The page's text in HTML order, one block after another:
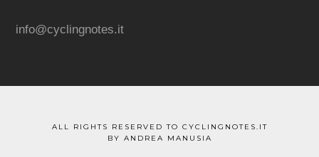
info@cyclingnotes.it
ALL RIGHTS RESERVED TO CYCLINGNOTES.IT
BY ANDREA MANUSIA